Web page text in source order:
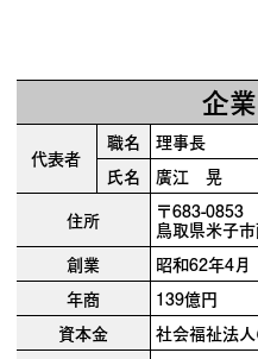
企
代表者
職名
理事長
氏名
廣江 晃
住所
〒683-0853
鳥取県米子
創業
昭和62年4月
年商
139億円
資本金
社会福祉法